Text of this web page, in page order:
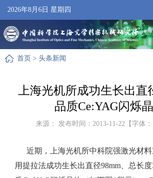
2026年8月6日 星期四
首页 > 头条新闻
上海光机所成功生长出直
品质Ce:YAG闪烁
来源： 发布时间：2013-11-22【字体：
近期，上海光机所中科院强激光材
用提拉法成功生长出直径98mm 、总长度